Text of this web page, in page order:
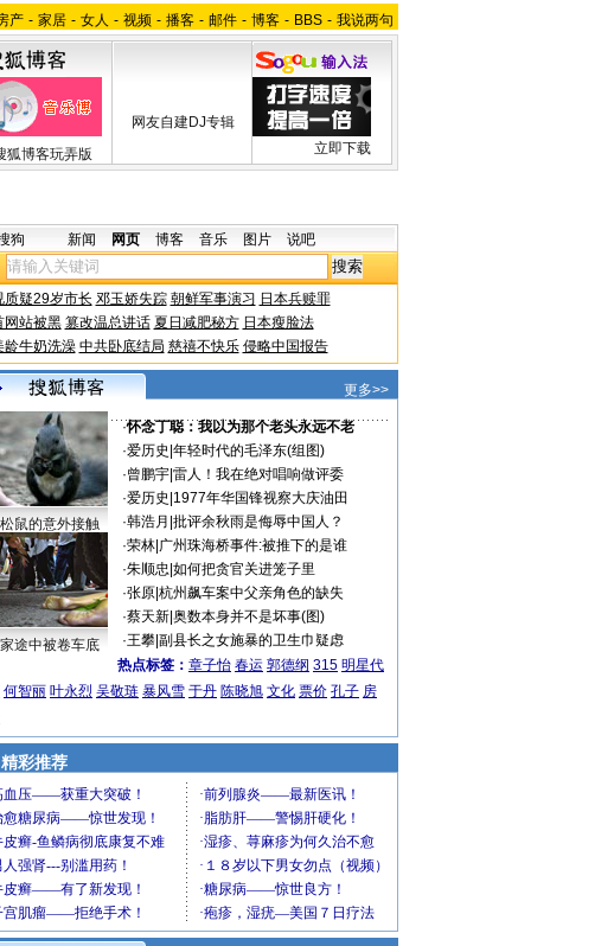
产 - 家居 - 女人 - 视频 - 播客 - 邮件 - 博客 - BBS - 我说两句
狐博客玩弄版
网友自建DJ专辑
立即下载
新闻 网页 博客 音乐 图片 说吧
质疑29岁市长 邓玉娇失踪 朝鲜军事演习 日本兵赎罪
网站被黑 篡改温总讲话 夏日减肥秘方 日本瘦脸法
龄牛奶洗澡 中共卧底结局 慈禧不快乐 侵略中国报告
更多>>
鼠的意外接触
途中被卷车底
·怀念丁聪：我以为那个老头永远不老
·爱历史 年轻时代的毛泽东(组图)
·曾鹏宇| 雷人！我在绝对唱响做评委
·爱历史 1977年华国锋视察大庆油田
·韩浩月 批评余秋雨是侮辱中国人？
·荣林| 广州珠海桥事件:被推下的是谁
·朱顺忠 如何把贪官关进笼子里
·张原| 杭州飙车案中父亲角色的缺失
·蔡天新| 奥数本身并不是坏事(图)
·王攀| 副县长之女施暴的卫生巾疑虑
热点标签： 章子怡 春运 郭德纲 315 明星代
何智丽 叶永烈 吴敬琏 暴风雪 于丹 陈晓旭 文化 票价 孔子 房
精彩推荐